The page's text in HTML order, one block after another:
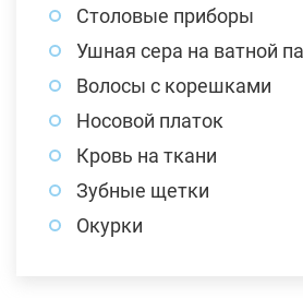
Столовые приборы
Ушная сера на ватной
Волосы с корешками
Носовой платок
Кровь на ткани
Зубные щетки
Окурки